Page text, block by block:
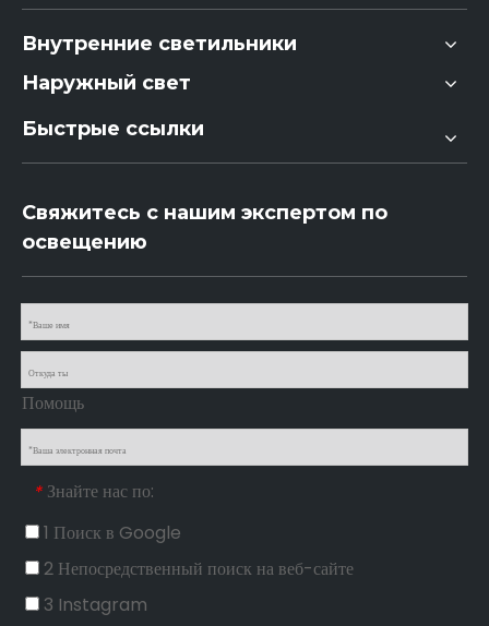
Внутренние светильники
Наружный свет
Быстрые ссылки
Свяжитесь с нашим экспертом по
освещению
Помощь
* Знайте нас по:
1 Поиск в Google
2 Непосредственный поиск на веб-сайте
3 Instagram